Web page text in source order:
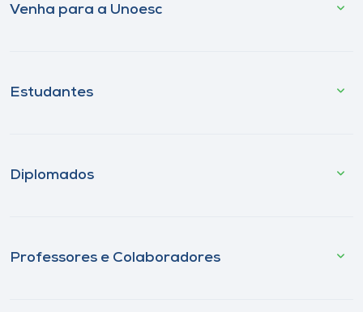
Venha para a Unoesc
Estudantes
Diplomados
Professores e Colaboradores